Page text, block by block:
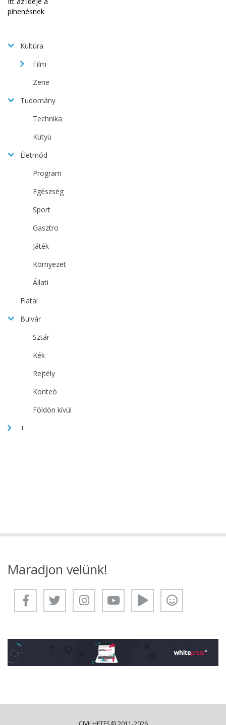
Kultúra
Film
Zene
Tudomány
Technika
Kütyü
Életmód
Program
Egészség
Sport
Gasztro
Játék
Környezet
Állati
Fiatal
Bulvár
Sztár
Kék
Rejtély
Konteó
Földön kívül
+
Maradjon velünk!